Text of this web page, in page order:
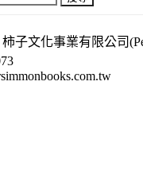
柿子文化事業有限公司